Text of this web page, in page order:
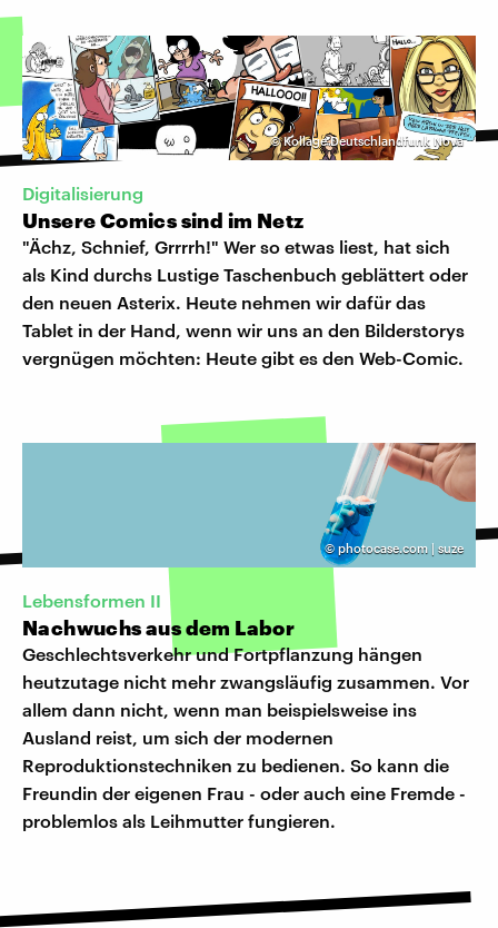
©Kollage Deutschlandfunk Nova
Digitalisierung
Unsere Comics sind im Netz
"Ächz, Schnief, Grrrrh!" Wer so etwas liest, hat sich
als Kind durchs Lustige Taschenbuch geblättert oder
den neuen Asterix. Heute nehmen wir dafür das
Tablet in der Hand, wenn wir uns an den Bilderstorys
vergnügen möchten: Heute gibt es den Web-Comic.
© photocase.com | suze
Lebensformen II
Nachwuchs aus dem Labor
Geschlechtsverkehr und Fortpflanzung hängen
heutzutage nicht mehr zwangsläufig zusammen. Vor
allem dann nicht, wenn man beispielsweise ins
Ausland reist, um sich der modernen
Reproduktionstechniken zu bedienen. So kann die
Freundin der eigenen Frau - oder auch eine Fremde -
problemlos als Leihmutter fungieren.